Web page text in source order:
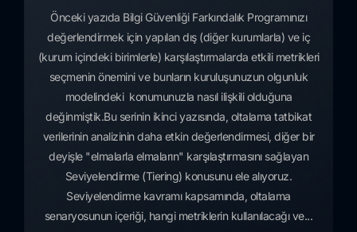
Önceki yazıda Bilgi Güvenliği Farkındalık Programınızı
değerlendirmek için yapılan dış (diğer kurumlarla) ve iç
(kurum içindeki birimlerle) karşılaştırmalarda etkili metrikleri
seçmenin önemini ve bunların kuruluşunuzun olgunluk
modelindeki konumunuzla nasıl ilişkili olduğuna
değinmiştik.Bu serinin ikinci yazısında, oltalama tatbikat
verilerinin analizinin daha etkin değerlendirmesi, diğer bir
deyişle "elmalarla elmaların" karşılaştırmasını sağlayan
Seviyelendirme (Tiering) konusunu ele alıyoruz.
Seviyelendirme kavramı kapsamında, oltalama
senaryosunun içeriği, hangi metriklerin kullanılacağı ve...